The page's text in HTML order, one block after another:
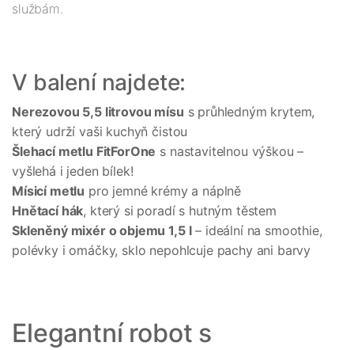
V balení najdete:
Nerezovou 5,5 litrovou mísu s průhledným krytem,
který udrží vaši kuchyň čistou
Šlehací metlu FitForOne s nastavitelnou výškou –
vyšlehá i jeden bílek!
Mísicí metlu pro jemné krémy a náplně
Hnětací hák, který si poradí s hutným těstem
Skleněný mixér o objemu 1,5 l – ideální na smoothie,
Elegantní robot s